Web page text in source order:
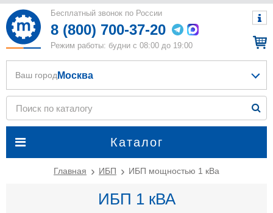
Бесплатный звонок по России
8 (800) 700-37-20
Режим работы: будни с 08:00 до 19:00
Каталог
Ваш город Москва
Главная ИБП ИБП мощностью 1 кВа
ИБП 1 кВА